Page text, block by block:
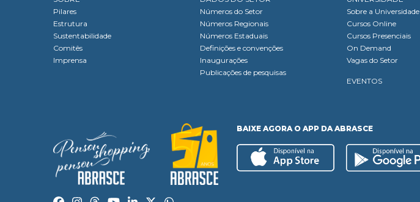
Pilares
Estrutura
Sustentabilidade
Comitês
Imprensa
Números do Setor
Números Regionais
Números Estaduais
Definições e convenções
Inaugurações
Publicações de pesquisas
Sobre a Universidade
Cursos Online
Cursos Presenciais
On Demand
Vagas do Setor
EVENTOS
BAIXE AGORA O APP DA ABRASCE